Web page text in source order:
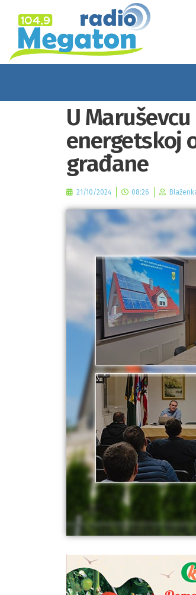
U
energetskoj
građane
21/10/2024 08:26